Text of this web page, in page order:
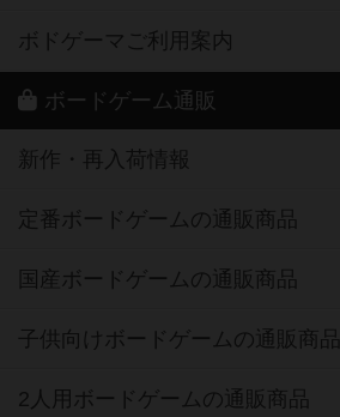
ボドゲーマご利用案内
ボードゲーム通販
新作・再入荷情報
定番ボードゲームの通販商品
国産ボードゲームの通販商品
子供向けボードゲームの通販商品
2人用ボードゲームの通販商品